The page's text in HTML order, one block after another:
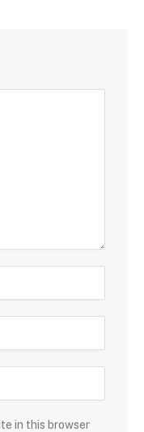
in this browser